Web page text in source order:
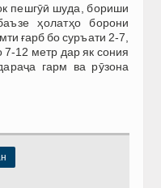
пешгӯӣ шуда, бориши
ҳолатҳо борони
ғарб бо суръати 2-7,
12 метр дар як сония
гарм ва рӯзона